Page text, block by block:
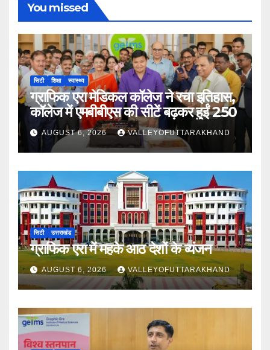
You missed
सिटी शिक्षा स्वास्थ्य
ग्राफिक एरा मेडिकल कॉलेज ने रचा इतिहास,
कॉलेज में एमबीबीएस की सीटें बढ़कर हुईं 250
AUGUST 6, 2026 VALLEYOFUTTARAKHAND
सिटी उत्तराखंड
ग्राफिक एरा में महके आठ देशों के व्यंजन
AUGUST 6, 2026 VALLEYOFUTTARAKHAND